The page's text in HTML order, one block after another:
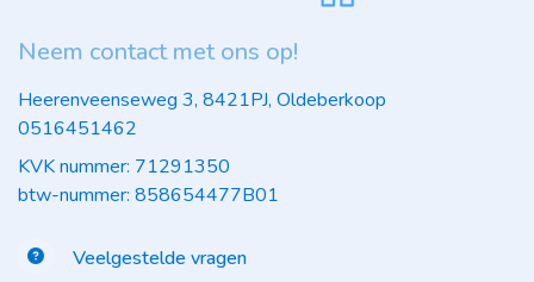
Neem contact met ons op!
Heerenveenseweg 3, 8421PJ, Oldeberkoop
0516451462
KVK nummer: 71291350
btw-nummer: 858654477B01
Veelgestelde vragen